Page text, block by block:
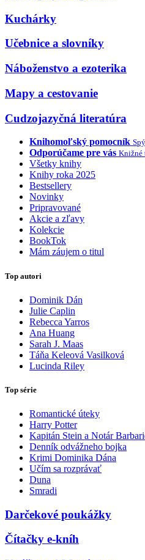
Kuchárky
Učebnice a slovníky
Náboženstvo a ezoterika
Mapy a cestovanie
Cudzojazyčná literatúra
Knihomoľský pomocník
Odporúčame pre vás Knižné
Všetky knihy
Knihy roka 2025
Bestsellery
Novinky
Pripravované
Akcie a zľavy
Kolekcie
BookTok
Mám záujem o titul
Top autori
Dominik Dán
Julie Caplin
Rebecca Yarros
Ana Huang
Sarah J. Maas
Táňa Keleová Vasilková
Lucinda Riley
Top série
Romantické úteky
Harry Potter
Kapitán Stein a Notár
Denník odvážneho bojka
Krimi Dominika Dána
Učím sa rozprávať
Duna
Smradi
Darčekové poukážky
Čítačky e-kníh